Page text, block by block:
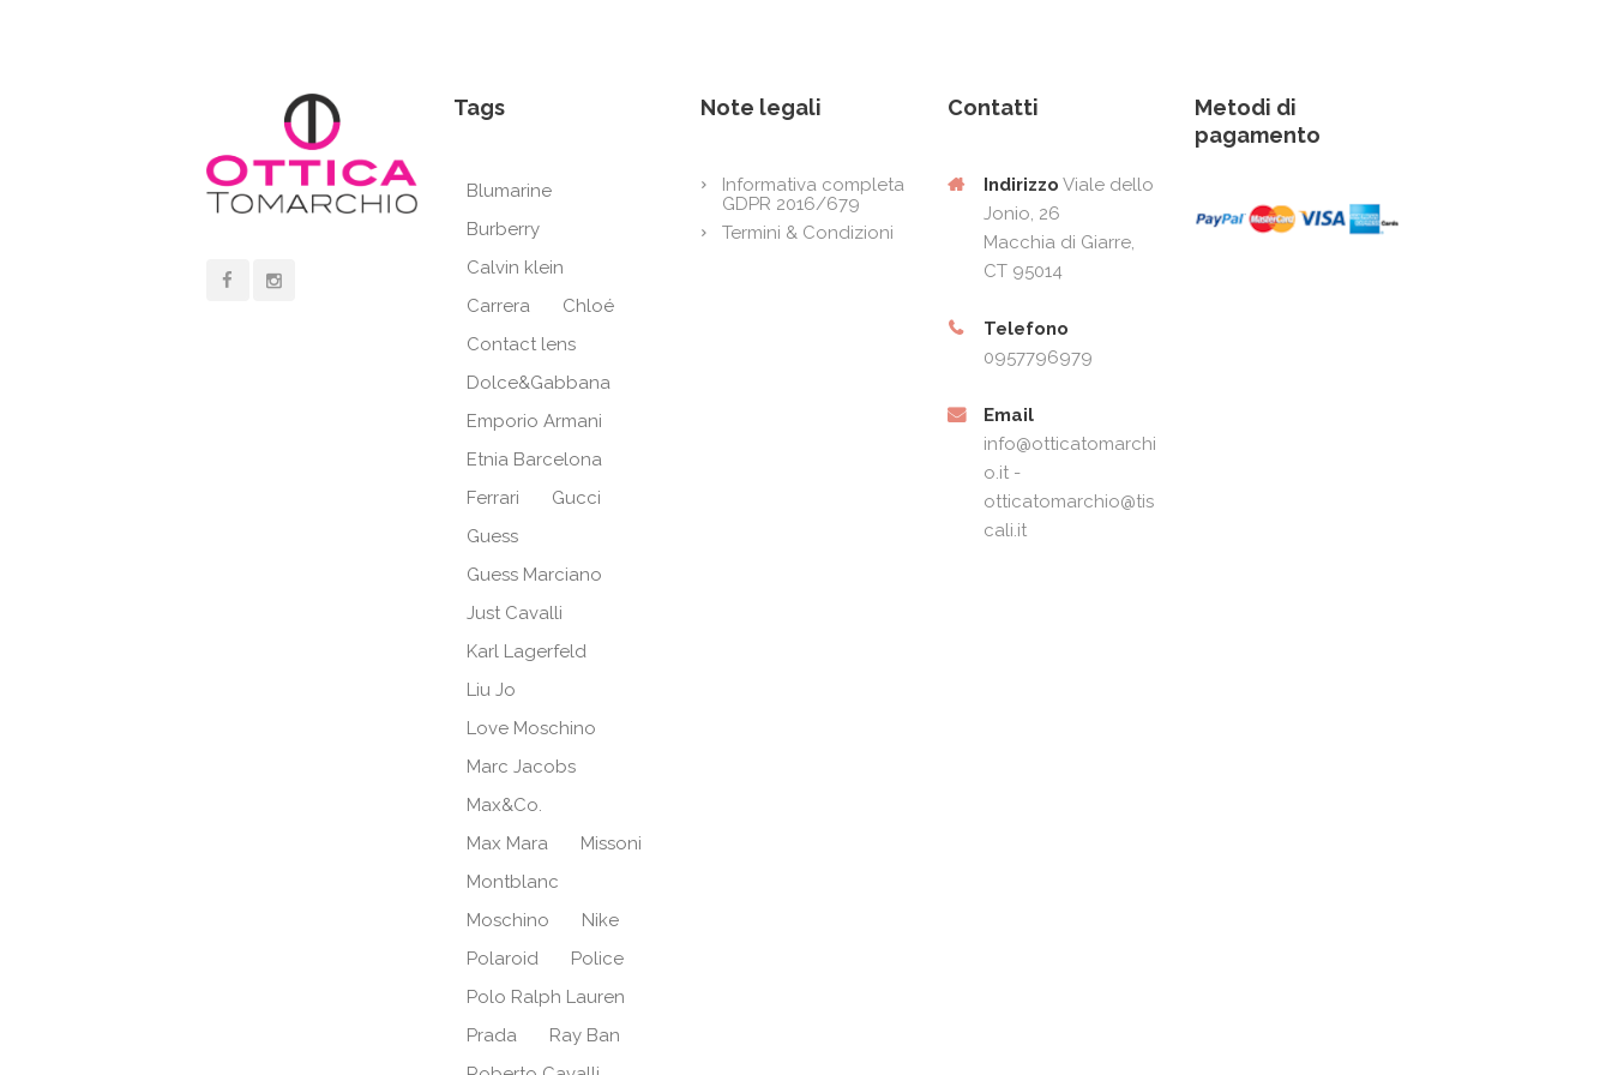
Tags
Blumarine
Burberry
Calvin klein
Carrera
Chloé
Contact lens
Dolce&Gabbana
Emporio Armani
Etnia Barcelona
Ferrari
Gucci
Guess
Guess Marciano
Just Cavalli
Karl Lagerfeld
Liu Jo
Love Moschino
Marc Jacobs
Max&Co.
Max Mara
Missoni
Montblanc
Moschino
Nike
Polaroid
Police
Polo Ralph Lauren
Prada
Ray Ban
Note legali
Informativa completa
GDPR 2016/679
Termini & Condizioni
Contatti
Indirizzo Viale dello
Jonio, 26
Macchia di Giarre,
CT 95014
Telefono
0957796979
Email
info@otticatomarchi
o.it -
otticatomarchio@tis
cali.it
Metodi di
pagamento